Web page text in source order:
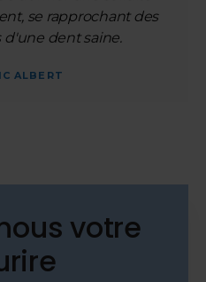
se rapprochant des
d'une dent saine.
ALBERT
votre